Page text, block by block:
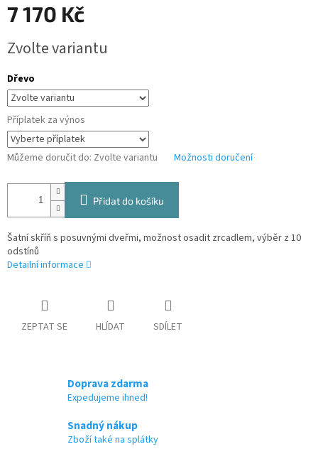
7 170 Kč
cena:
Zvolte variantu
Dřevo
Příplatek za výnos
Můžeme doručit do: Zvolte variantu Možnosti doručení
Přidat do košíku
Šatní skříň s posuvnými dveřmi, možnost osadit zrcadlem, výběr z 10
odstínů
Detailní informace
ZEPTAT SE HLÍDAT SDÍLET
Doprava zdarma
Expedujeme ihned!
Snadný nákup
Zboží také na splátky